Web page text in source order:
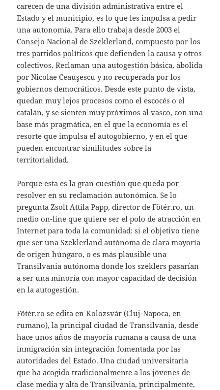
carecen de una división administrativa entre el
Estado y el municipio, es lo que les impulsa a pedir
una autonomía. Para ello trabaja desde 2003 el
Consejo Nacional de Szeklerland, compuesto por los
tres partidos políticos que defienden la causa y otros
colectivos. Reclaman una autogestión básica, abolida
por Nicolae Ceauşescu y no recuperada por los
gobiernos democráticos. Desde este punto de vista,
quedan muy lejos procesos como el escocés o el
catalán, y se sienten muy próximos al vasco, con una
base más pragmática, en el que la economía es el
resorte que impulsa el autogobierno, y en el que
pueden encontrar similitudes sobre la
territorialidad.
Porque esta es la gran cuestión que queda por
resolver en su reclamación autonómica. Se lo
pregunta Zsolt Attila Papp, director de Fötér.ro, un
medio on-line que quiere ser el polo de atracción en
Internet para toda la comunidad: si el objetivo tiene
que ser una Szeklerland autónoma de clara mayoría
de origen húngaro, o es más plausible una
Transilvania autónoma donde los szeklers pasarían
a ser una minoría con mayor capacidad de decisión
en la autogestión.
Fötér.ro se edita en Kolozsvár (Cluj-Napoca, en
rumano), la principal ciudad de Transilvania, desde
hace unos años de mayoría rumana a causa de una
inmigración sin integración fomentada por las
autoridades del Estado. Una ciudad universitaria
que ha acogido tradicionalmente a los jóvenes de
clase media y alta de Transilvania, principalmente,